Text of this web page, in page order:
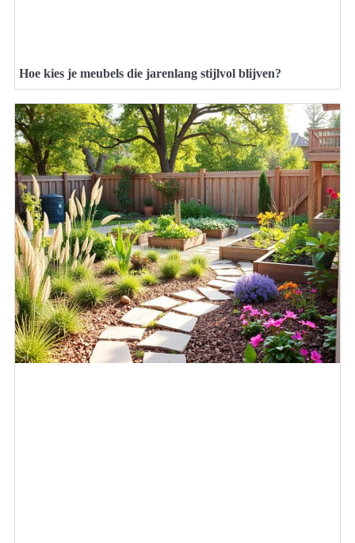
Hoe kies je meubels die jarenlang stijlvol blijven?